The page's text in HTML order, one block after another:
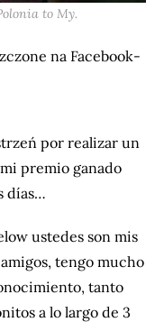
to My.
na Facebook-
por realizar un
premio ganado
días…
ustedes son mis
tengo mucho
tanto
a lo largo de 3